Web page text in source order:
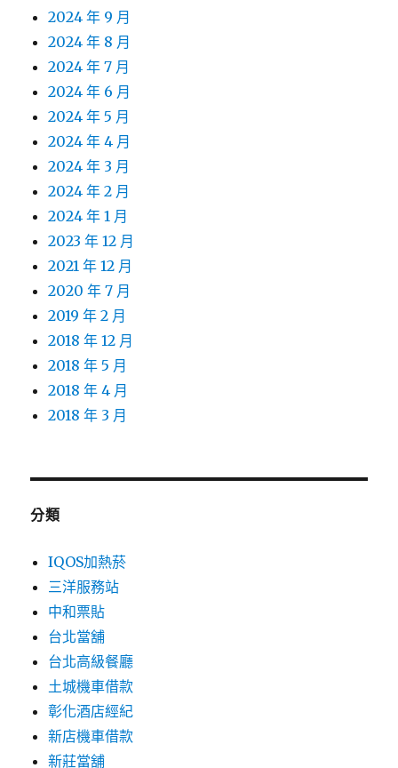
2024 年 9 月
2024 年 8 月
2024 年 7 月
2024 年 6 月
2024 年 5 月
2024 年 4 月
2024 年 3 月
2024 年 2 月
2024 年 1 月
2023 年 12 月
2021 年 12 月
2020 年 7 月
2019 年 2 月
2018 年 12 月
2018 年 5 月
2018 年 4 月
2018 年 3 月
分類
IQOS加熱菸
三洋服務站
中和票貼
台北當舖
台北高級餐廳
土城機車借款
彰化酒店經紀
新店機車借款
新莊當舖